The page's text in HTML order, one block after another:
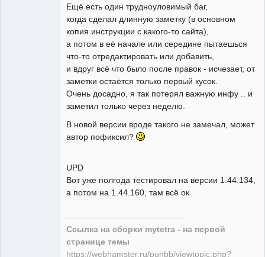
Ещё есть один трудноуловимый баг,
когда сделал длинную заметку (в основном
копия инструкции с какого-то сайта),
а потом в её начале или середине пытаешься
что-то отредактировать или добавить,
и вдруг всё что было после правок - исчезает, от
заметки остаётся только первый кусок.
Очень досадно, я так потерял важную инфу .. и
заметил только через неделю.
В новой версии вроде такого не замечал, может
автор пофиксил?
UPD
Вот уже полгода тестировал на версии 1.44.134,
а потом на 1.44.160, там всё ок.
Ссылка на сборки mytetra - на первой
странице темы
https://webhamster.ru/punbb/viewtopic.php?